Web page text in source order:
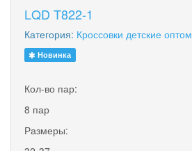
LQD T822-1
Категория: Кроссовки детские оптом
Новинка
Кол-во пар:
8 пар
Размеры: